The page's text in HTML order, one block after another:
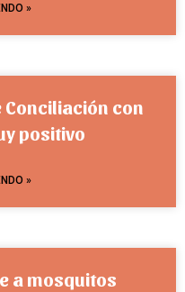
»
Conciliación con
positivo
»
a mosquitos